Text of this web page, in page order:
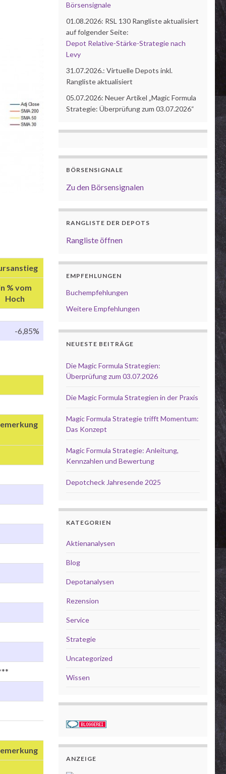
% vom
Hoch
-6,85%
Börsensignale
01.08.2026: RSL 130 Rangliste aktualisiert
auf folgender Seite:
Depot Relative-Stärke-Strategie nach
Levy
31.07.2026.: Virtuelle Depots inkl.
Rangliste aktualisiert
05.07.2026: Neuer Artikel „Magic Formula
Strategie: Überprüfung zum 03.07.2026“
BÖRSENSIGNALE
Zu den Börsensignalen
RANGLISTE DER DEPOTS
Rangliste öffnen
EMPFEHLUNGEN
Buchempfehlungen
Weitere Empfehlungen
NEUESTE BEITRÄGE
Die Magic Formula Strategien:
Überprüfung zum 03.07.2026
Die Magic Formula Strategien in der Praxis
Magic Formula Strategie trifft Momentum:
Das Konzept
Magic Formula Strategie: Anleitung,
Kennzahlen und Bewertung
Depotcheck Jahresende 2025
KATEGORIEN
Aktienanalysen
Blog
Depotanalysen
Rezension
Service
Strategie
Uncategorized
Wissen
ANZEIGE